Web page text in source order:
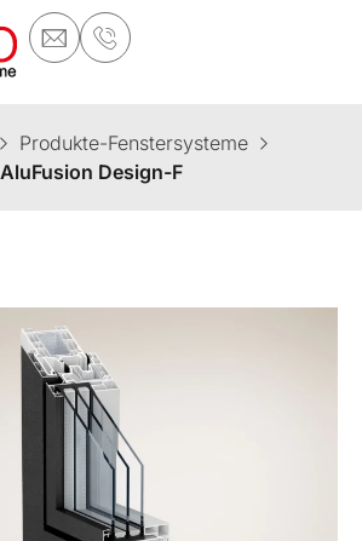
Produkte-Fenstersysteme
AluFusion Design-F